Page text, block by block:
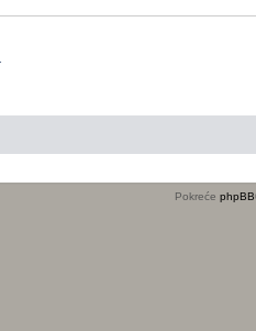
Pokreće phpBB